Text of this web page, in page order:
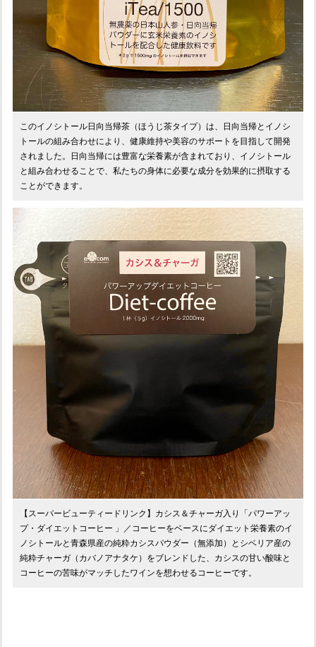
このイノシトール日向当帰茶（ほうじ茶タイプ）は、日向当帰とイノシ
トールの組み合わせにより、健康維持や美容のサポートを目指して開発
されました。日向当帰には豊富な栄養素が含まれており、イノシトール
と組み合わせることで、私たちの身体に必要な成分を効果的に摂取する
ことができます。
【スーパービューティードリンク】カシス＆チャーガ入り「パワーアッ
プ・ダイエットコーヒー 」／コーヒーをベースにダイエット栄養素のイ
ノシトールと青森県産の純粋カシスパウダー（無添加）とシベリア産の
純粋チャーガ（カバノアナタケ）をブレンドした、カシスの甘い酸味と
コーヒーの苦味がマッチしたワインを想わせるコーヒーです。